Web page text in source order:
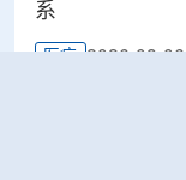
系
医疗 2026-08-06